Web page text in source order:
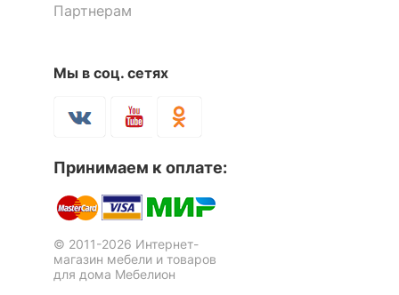
Партнерам
Мы в соц. сетях
Принимаем к оплате:
© 2011-2026 Интернет-
магазин мебели и товаров
для дома Мебелион